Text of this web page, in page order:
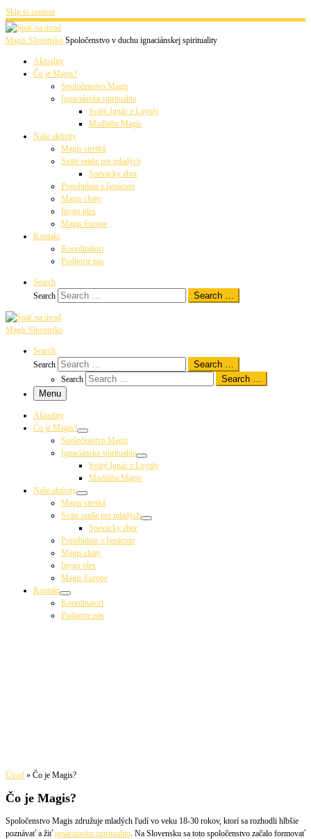
Skip to content
Magis Slovensko Spoločenstvo v duchu ignaciánskej spirituality
Aktuality
Čo je Magis?
Spoločenstvo Magis
Ignaciánska spiritualita
Svätý Ignác z Loyoly
Modlitba Magis
Naše aktivity
Magis stretká
Sväté omše pre mladých
Spevácky zbor
Popoludnie s Ignácom
Magis chaty
Inygo ples
Magis Europe
Kontakt
Koordinátori
Podporte nás
Search
Search
Search …
Magis Slovensko
Search
Search
Search …
Search
Search …
Menu
Aktuality
Čo je Magis?
Spoločenstvo Magis
Ignaciánska spiritualita
Svätý Ignác z Loyoly
Modlitba Magis
Naše aktivity
Magis stretká
Sväté omše pre mladých
Spevácky zbor
Popoludnie s Ignácom
Magis chaty
Inygo ples
Magis Europe
Kontakt
Koordinátori
Podporte nás
Úvod » Čo je Magis?
Čo je Magis?
Spoločenstvo Magis združuje mladých ľudí vo veku 18-30 rokov, ktorí sa rozhodli hlbšie
poznávať a žiť ignaciánsku spiritualitu. Na Slovensku sa toto spoločenstvo začalo formovať